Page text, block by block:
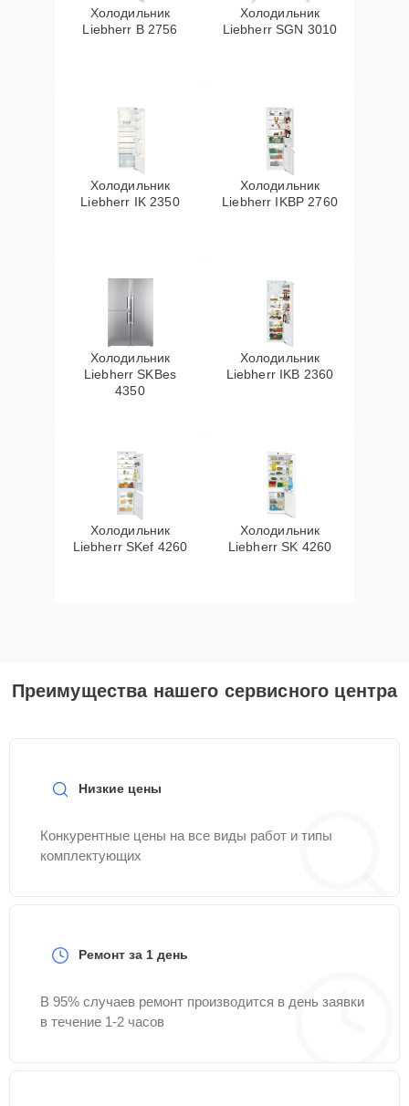
Холодильник
Liebherr B 2756
Холодильник
Liebherr SGN 3010
Холодильник
Liebherr IK 2350
Холодильник
Liebherr IKBP 2760
Холодильник
Liebherr SKBes
4350
Холодильник
Liebherr IKB 2360
Холодильник
Liebherr SKef 4260
Холодильник
Liebherr SK 4260
Преимущества нашего сервисного центра
Низкие цены
Конкурентные цены на все виды работ и типы
комплектующих
Ремонт за 1 день
В 95% случаев ремонт производится в день заявки
в течение 1-2 часов